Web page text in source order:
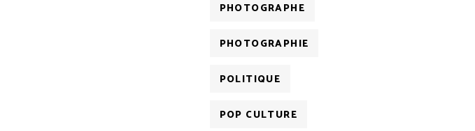
PHOTOGRAPHE
PHOTOGRAPHIE
POLITIQUE
POP CULTURE